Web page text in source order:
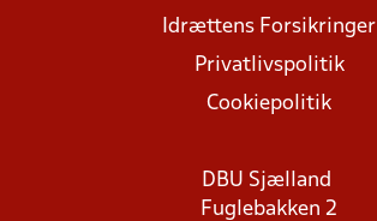
Idrættens Forsikringer
Privatlivspolitik
Cookiepolitik
DBU Sjælland
Fuglebakken 2